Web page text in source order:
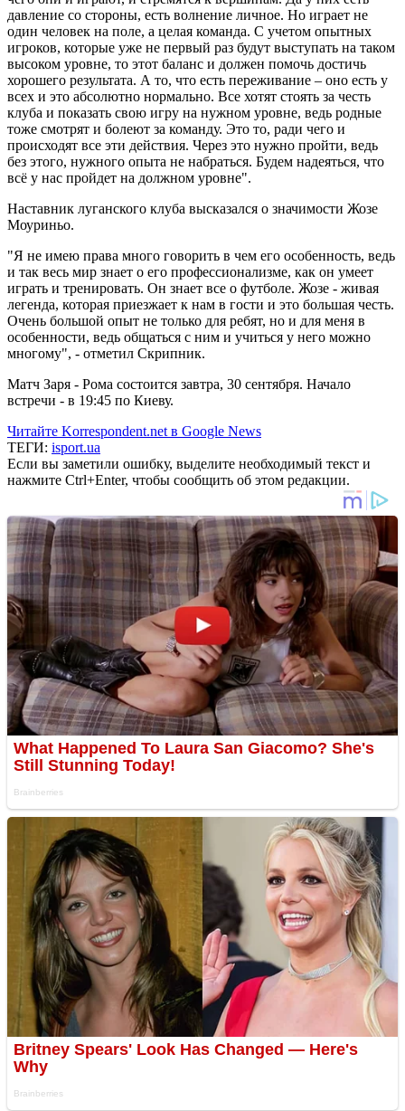
давление со стороны, есть волнение личное. Но играет не
один человек на поле, а целая команда. С учетом опытных
игроков, которые уже не первый раз будут выступать на таком
высоком уровне, то этот баланс и должен помочь достичь
хорошего результата. А то, что есть переживание – оно есть у
всех и это абсолютно нормально. Все хотят стоять за честь
клуба и показать свою игру на нужном уровне, ведь родные
тоже смотрят и болеют за команду. Это то, ради чего и
происходят все эти действия. Через это нужно пройти, ведь
без этого, нужного опыта не набраться. Будем надеяться, что
всё у нас пройдет на должном уровне".
Наставник луганского клуба высказался о значимости Жозе
Моуриньо.
"Я не имею права много говорить в чем его особенность, ведь
и так весь мир знает о его профессионализме, как он умеет
играть и тренировать. Он знает все о футболе. Жозе - живая
легенда, которая приезжает к нам в гости и это большая честь.
Очень большой опыт не только для ребят, но и для меня в
особенности, ведь общаться с ним и учиться у него можно
многому", - отметил Скрипник.
Матч Заря - Рома состоится завтра, 30 сентября. Начало
встречи - в 19:45 по Киеву.
Читайте Korrespondent.net в Google News
ТЕГИ: isport.ua
Если вы заметили ошибку, выделите необходимый текст и
нажмите Ctrl+Enter, чтобы сообщить об этом редакции.